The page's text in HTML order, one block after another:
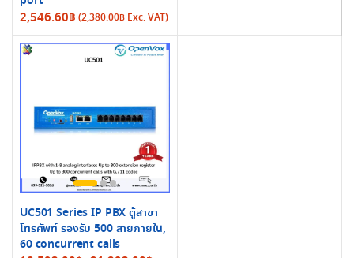
2,546.60฿ (2,380.00฿ Exc. VAT)
UC501 Series IP PBX ตู้สาขา
โทรศัพท์ รองรับ 500 สายภายใน,
60 concurrent calls